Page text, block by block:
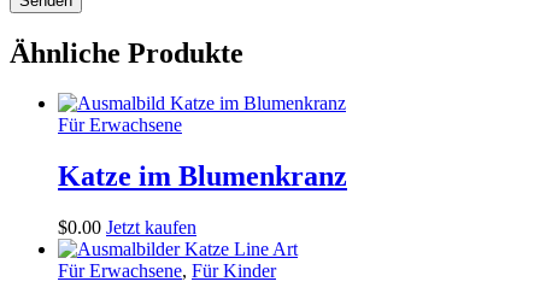
Ähnliche Produkte
Für Erwachsene
Katze im Blumenkranz
$0.00 Jetzt kaufen
Für Erwachsene, Für Kinder